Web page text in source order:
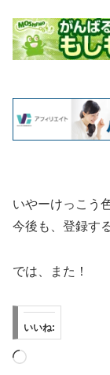
いやーけっこう
今後も、登録す
では、また！
いいね:
読